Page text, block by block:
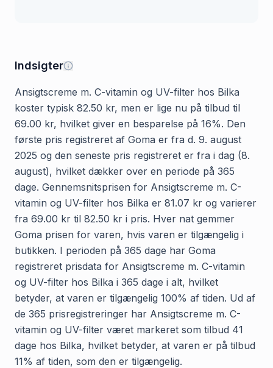
Indsigter
Ansigtscreme m. C-vitamin og UV-filter hos Bilka
koster typisk 82.50 kr, men er lige nu på tilbud til
69.00 kr, hvilket giver en besparelse på 16%. Den
første pris registreret af Goma er fra d. 9. august
2025 og den seneste pris registreret er fra i dag (8.
august), hvilket dækker over en periode på 365
dage. Gennemsnitsprisen for Ansigtscreme m. C-
vitamin og UV-filter hos Bilka er 81.07 kr og varierer
fra 69.00 kr til 82.50 kr i pris. Hver nat gemmer
Goma prisen for varen, hvis varen er tilgængelig i
butikken. I perioden på 365 dage har Goma
registreret prisdata for Ansigtscreme m. C-vitamin
og UV-filter hos Bilka i 365 dage i alt, hvilket
betyder, at varen er tilgængelig 100% af tiden. Ud af
de 365 prisregistreringer har Ansigtscreme m. C-
vitamin og UV-filter været markeret som tilbud 41
dage hos Bilka, hvilket betyder, at varen er på tilbud
11% af tiden, som den er tilgængelig.